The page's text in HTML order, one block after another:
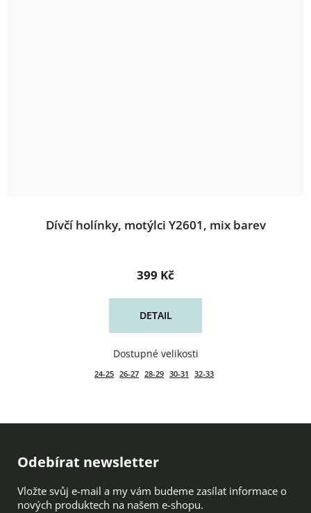
Dívčí holínky, motýlci Y2601, mix barev
399 Kč
DETAIL
24-25 26-27 28-29 30-31 32-33
Zápatí
Odebírat newsletter
Vložte svůj e-mail a my vám budeme zasílat informace o
nových produktech na našem e-shopu.